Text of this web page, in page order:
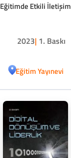
Eğitimde Etkili İletişim
2023| 1. Baskı
Eğitim Yayınevi